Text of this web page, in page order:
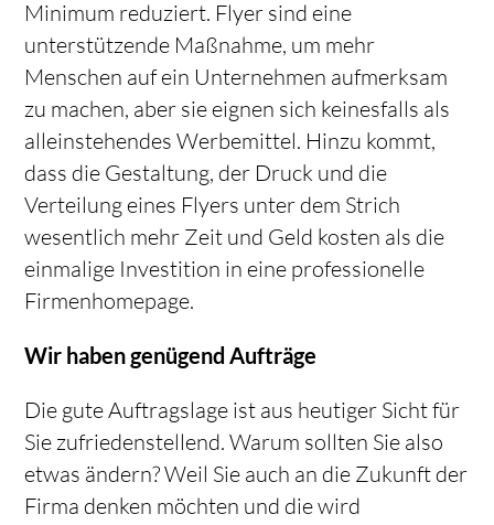
Minimum reduziert. Flyer sind eine
unterstützende Maßnahme, um mehr
Menschen auf ein Unternehmen aufmerksam
zu machen, aber sie eignen sich keinesfalls als
alleinstehendes Werbemittel. Hinzu kommt,
dass die Gestaltung, der Druck und die
Verteilung eines Flyers unter dem Strich
wesentlich mehr Zeit und Geld kosten als die
einmalige Investition in eine professionelle
Firmenhomepage.
Wir haben genügend Aufträge
Die gute Auftragslage ist aus heutiger Sicht für
Sie zufriedenstellend. Warum sollten Sie also
etwas ändern? Weil Sie auch an die Zukunft der
Firma denken möchten und die wird